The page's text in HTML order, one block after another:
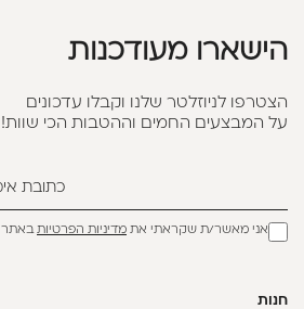
הישארו מעודכנות
הצטרפו לניוזלטר שלנו וקבלו עדכונים
על המבצעים החמים וההטבות הכי שוות!
אני מאשר/ת שקראתי את מדיניות הפרטיותבאתר
חנות